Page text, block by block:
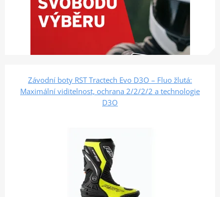
Závodní boty RST Tractech Evo D3O – Fluo žlutá:
Maximální viditelnost, ochrana 2/2/2/2 a technologie
D3O